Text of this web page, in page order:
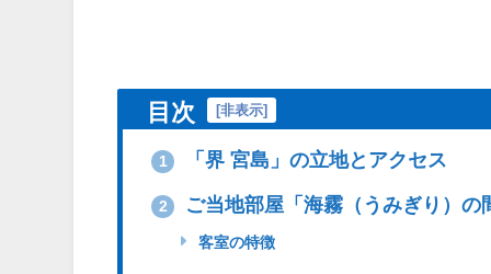
目次 [非表示]
1 「界 宮島」の立地とアクセス
2 ご当地部屋「海霧（うみぎり）の
客室の特徴